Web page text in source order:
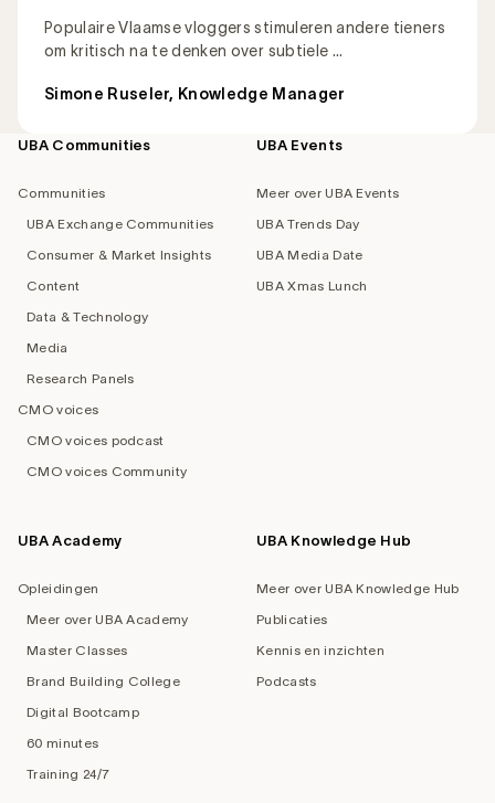
Populaire Vlaamse vloggers stimuleren andere tieners
om kritisch na te denken over subtiele ...
Simone Ruseler, Knowledge Manager
Footer
UBA Communities
Communities
UBA Exchange Communities
Consumer & Market Insights
Content
Data & Technology
Media
Research Panels
CMO voices
CMO voices podcast
CMO voices Community
UBA Events
Meer over UBA Events
UBA Trends Day
UBA Media Date
UBA Xmas Lunch
UBA Academy
Opleidingen
Meer over UBA Academy
Master Classes
Brand Building College
Digital Bootcamp
60 minutes
Training 24/7
UBA Knowledge Hub
Meer over UBA Knowledge Hub
Publicaties
Kennis en inzichten
Podcasts